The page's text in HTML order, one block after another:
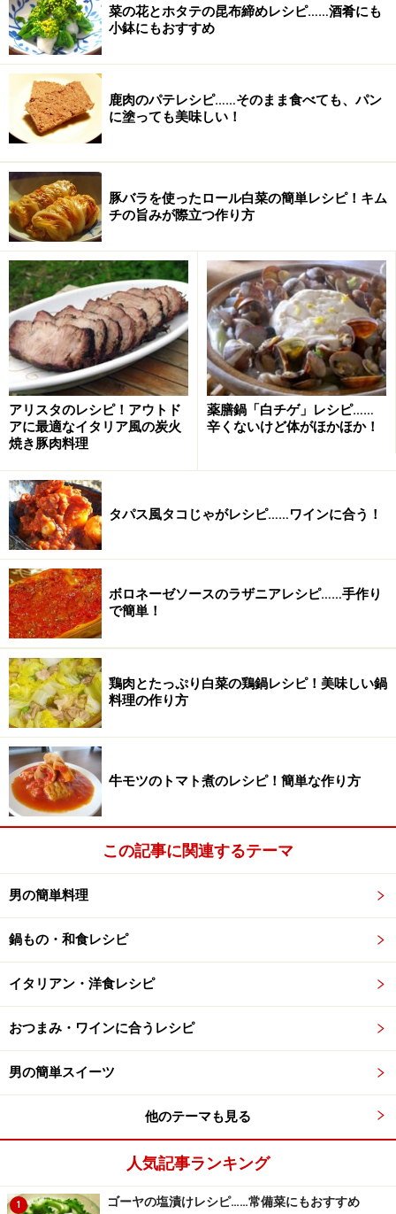
＜目次＞
四川麻婆豆腐の材料（3、4人分）
四川麻婆豆腐の作り方
四川麻婆豆腐はご飯と一緒に食べるべし
四川麻婆豆腐の材料（3、4人分）
・木綿豆腐 1丁
・豚挽肉 100g （できれば粗挽きで）
・白ねぎ 10cmぐらい（細かいみじん切りに）
・にんにく 1かけ（細かいみじん切りに）
・中華スープ（スープの素で作ればよい） 1カップ
・サラダオイル
・豆板醤（トウバンジャン）
・甜麺醤（テンメンジャン）
・豆鼓（ドウチ 細かく刻む）
・醤油
・紹興酒
・水溶き片栗粉
・ラー油
・花椒（四川山椒）
四川麻婆豆腐の作り方
1．
豆腐を2cm角程度に切り、鍋に湯を沸かして豆腐をい
この手順は省略して、そのまま調理に入ってもいいが、あらかじめ豆
腐を温めておくと、味がしみこみやすく、また仕上げの煮込みが短時
間ですみ、焦げ付かせたりなどの失敗も少なくなる。
あらためてサラダオイルを多め（30ccぐらい）に入
れ、豚挽き肉を入れて強火で炒める。肉の色が変わった
ら中火程度に火を落とし、じっくりと肉を炒めていく。
菜の花とホタテの昆布締めレシピ……酒肴にも
小鉢にもおすすめ
鹿肉のパテレシピ……そのまま食べても、パン
に塗っても美味しい！
豚バラを使ったロール白菜の簡単レシピ！キム
チの旨みが際立つ作り方
アリスタのレシピ！アウトド
アに最適なイタリア風の炭火
焼き豚肉料理
薬膳鍋「白チゲ」レシピ……
辛くないけど体がほかほか！
タパス風タコじゃがレシピ……ワインに合う！
ボロネーゼソースのラザニアレシピ……手作り
で簡単！
鶏肉とたっぷり白菜の鶏鍋レシピ！美味しい鍋
料理の作り方
牛モツのトマト煮のレシピ！簡単な作り方
この記事に関連するテーマ
男の簡単料理
鍋もの・和食レシピ
イタリアン・洋食レシピ
おつまみ・ワインに合うレシピ
男の簡単スイーツ
他のテーマも見る
人気記事ランキング
1 ゴーヤの塩漬けレシピ……常備菜にもおすすめ